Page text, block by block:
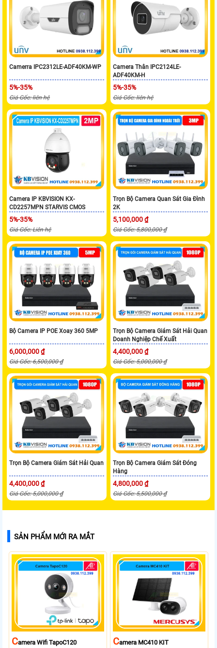
Camerra IPC2312LE-ADF40KM-WP
5%-35%
Giá Gốc: liên hệ
Camera Thân IPC2124LE-
ADF40KM-H
5%-35%
Giá Gốc: liên hệ
Camera IP KBVISION KX-
CD2257MPN STARVIS CMOS
5%-35%
Giá Gốc: Liên hệ
Trọn Bộ Camera Quan Sát Gia Đình
2K
5,100,000 ₫
Giá Gốc: 5,800,000 ₫
Bộ Camera IP POE Xoay 360 5MP
6,000,000 ₫
Giá Gốc: 6,500,000 ₫
Trọn Bộ Camera Giám Sát Hải Quan
Doanh Nghiệp Chế Xuất
4,400,000 ₫
Giá Gốc: 5,000,000 ₫
Trọn Bộ Camera Giám Sát Hải Quan
4,400,000 ₫
Giá Gốc: 5,000,000 ₫
Trọn Bộ Camera Giám Sát Đóng
Hàng
4,800,000 ₫
Giá Gốc: 5,500,000 ₫
SẢN PHẨM MỚI RA MẮT
CAmera Wifi TapoC120 CAmera MC410 KIT